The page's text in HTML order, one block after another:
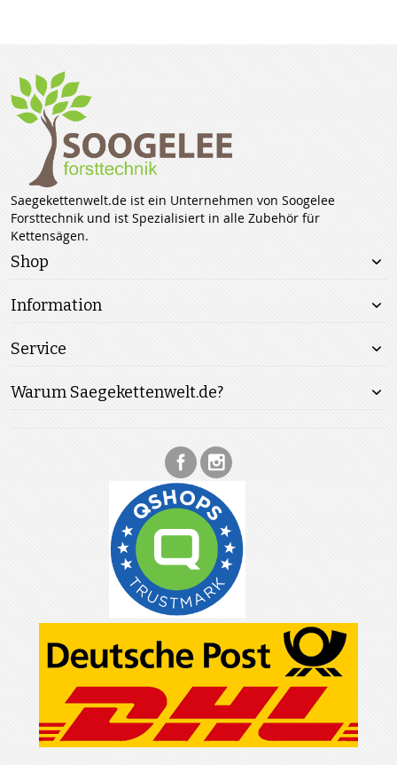
Saegekettenwelt.de ist ein Unternehmen von Soogelee
Forsttechnik und ist Spezialisiert in alle Zubehör für
Kettensägen.
Shop
Information
Service
Warum Saegekettenwelt.de?